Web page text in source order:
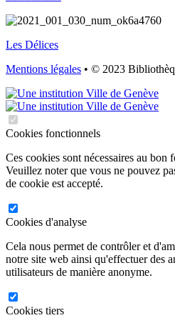
Les Délices
Mentions légales • © 2023
Cookies fonctionnels
Ces cookies sont nécessaires au bon
Veuillez noter que vous ne pouvez
de cookie est accepté.
Cookies d'analyse
Cela nous permet de contrôler et
notre site web ainsi qu'effectuer des
utilisateurs de manière anonyme.
Cookies tiers